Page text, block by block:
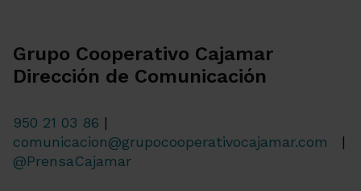
Grupo Cooperativo Cajamar
Dirección de Comunicación
950 21 03 86 |
comunicacion@grupocooperativocajamar.com |
@PrensaCajamar